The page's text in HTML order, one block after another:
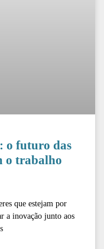
o futuro das
o trabalho
que estejam por
a inovação junto aos